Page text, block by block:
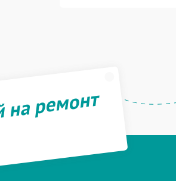
ремонт